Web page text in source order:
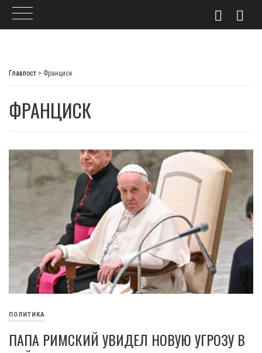
Главпост > Франциск
ФРАНЦИСК
ПОЛИТИКА
ПАПА РИМСКИЙ УВИДЕЛ НОВУЮ УГРОЗУ В